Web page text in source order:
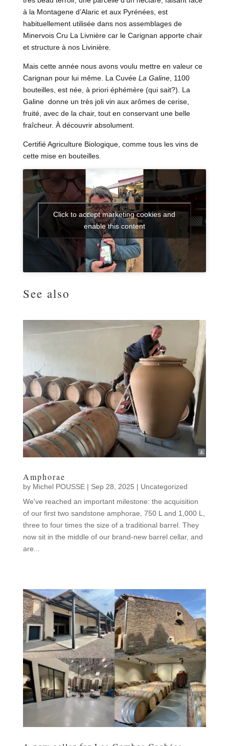
à la Montagene d’Alaric et aux Pyrénées, est
habituellement utilisée dans nos assemblages de
Minervois Cru La Livnière car le Carignan apporte chair
et structure à nos Livinière.
Mais cette année nous avons voulu mettre en valeur ce
Carignan pour lui même. La Cuvée La Galine, 1100
bouteilles, est née, à priori éphémère (qui sait?). La
Galine donne un très joli vin aux arômes de cerise,
fruité, avec de la chair, tout en conservant une belle
fraîcheur. À découvrir absolument.
Certifié Agriculture Biologique, comme tous les vins de
cette mise en bouteilles.
Click to accept marketing cookies and
enable this content
See also
Amphorae
by Michel POUSSE| Sep 28, 2025 | Uncategorized
We've reached an important milestone: the acquisition
of our first two sandstone amphorae, 750 L and 1,000 L,
three to four times the size of a traditional barrel. They
now sit in the middle of our brand-new barrel cellar, and
are...